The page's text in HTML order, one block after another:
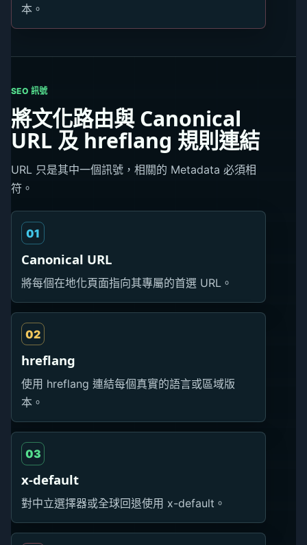
本。
SEO 訊號
將文化路由與 Canonical
URL 及 hreflang 規則連結
URL 只是其中一個訊號，相關的 Metadata 必須相
符。
01
Canonical URL
將每個在地化頁面指向其專屬的首選 URL。
02
hreflang
使用 hreflang 連結每個真實的語言或區域版
本。
03
x-default
對中立選擇器或全球回退使用 x-default。